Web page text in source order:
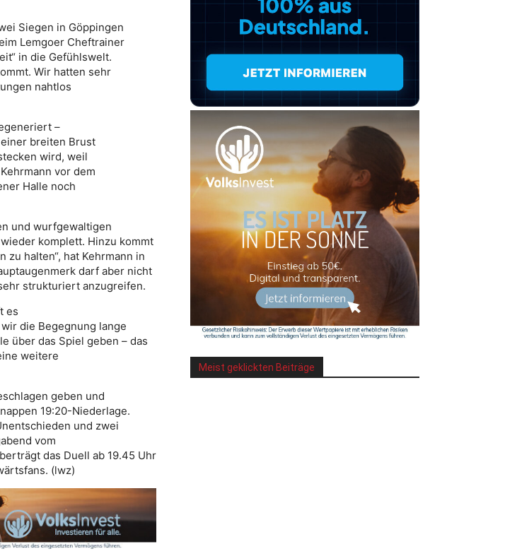
Siegen in Göppingen
Lemgoer Cheftrainer
in die Gefühlswelt.
Wir hatten sehr
nahtlos
–
breiten Brust
wird, weil
vor dem
Halle noch
und wurfgewaltigen
komplett. Hinzu kommt
halten“, hat Kehrmann in
darf aber nicht
strukturiert anzugreifen.
es
die Begegnung lange
über das Spiel geben – das
weitere
geben und
19:20-Niederlage.
und zwei
vom
das Duell ab 19.45 Uhr
(lwz)
Meist geklickten Beiträge